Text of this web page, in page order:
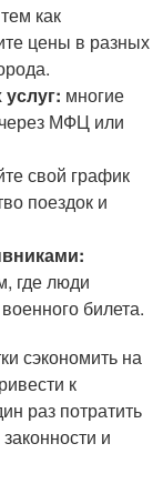
как
цены в разных
многие
МФЦ или
свой график
поездок и
где люди
билета.
сэкономить на
к
раз потратить
и